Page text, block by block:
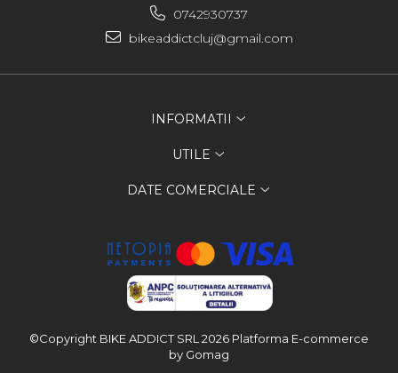
0742930737
bikeaddictcluj@gmail.com
INFORMATII
UTILE
DATE COMERCIALE
©Copyright BIKE ADDICT SRL 2026 Platforma E-commerce
by Gomag